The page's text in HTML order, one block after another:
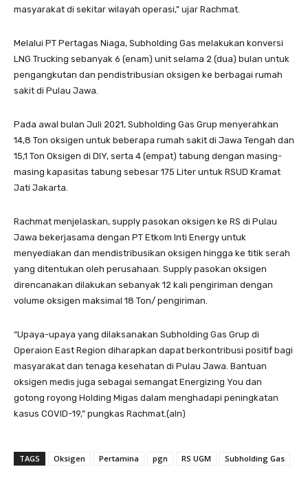
masyarakat di sekitar wilayah operasi,” ujar Rachmat.
Melalui PT Pertagas Niaga, Subholding Gas melakukan konversi
LNG Trucking sebanyak 6 (enam) unit selama 2 (dua) bulan untuk
pengangkutan dan pendistribusian oksigen ke berbagai rumah
sakit di Pulau Jawa.
Pada awal bulan Juli 2021, Subholding Gas Grup menyerahkan
14,8 Ton oksigen untuk beberapa rumah sakit di Jawa Tengah dan
15,1 Ton Oksigen di DIY, serta 4 (empat) tabung dengan masing-
masing kapasitas tabung sebesar 175 Liter untuk RSUD Kramat
Jati Jakarta.
Rachmat menjelaskan, supply pasokan oksigen ke RS di Pulau
Jawa bekerjasama dengan PT Etkom Inti Energy untuk
menyediakan dan mendistribusikan oksigen hingga ke titik serah
yang ditentukan oleh perusahaan. Supply pasokan oksigen
direncanakan dilakukan sebanyak 12 kali pengiriman dengan
volume oksigen maksimal 18 Ton/ pengiriman.
“Upaya-upaya yang dilaksanakan Subholding Gas Grup di
Operaion East Region diharapkan dapat berkontribusi positif bagi
masyarakat dan tenaga kesehatan di Pulau Jawa. Bantuan
oksigen medis juga sebagai semangat Energizing You dan
gotong royong Holding Migas dalam menghadapi peningkatan
kasus COVID-19,” pungkas Rachmat.(aln)
TAGS Oksigen Pertamina pgn RS UGM Subholding Gas